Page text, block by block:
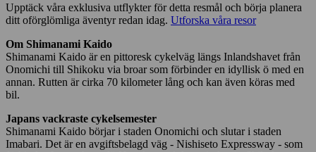
Upptäck våra exklusiva utflykter för detta resmål och börja planera
ditt oförglömliga äventyr redan idag. Utforska våra resor
Om Shimanami Kaido
Shimanami Kaido är en pittoresk cykelväg längs Inlandshavet från
Onomichi till Shikoku via broar som förbinder en idyllisk ö med en
annan. Rutten är cirka 70 kilometer lång och kan även köras med
bil.
Japans vackraste cykelsemester
Shimanami Kaido börjar i staden Onomichi och slutar i staden
Imabari. Det är en avgiftsbelagd väg - Nishiseto Expressway - som